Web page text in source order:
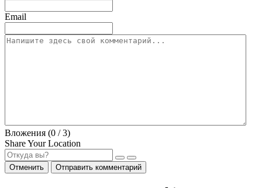
Email
Вложения (0 / 3)
Share Your Location
Отменить Отправить комментарий